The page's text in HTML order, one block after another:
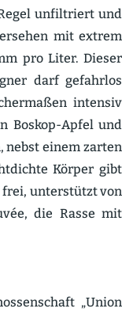
unfil­triert und
mit extrem
pro Liter. Dieser
darf gefahrlos
intensiv
Boskop-Apfel und
nebst einem zarten
Körper gibt
frei, unter­stützt von
die Rasse mit
„Union